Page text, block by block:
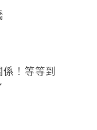
係！等等到